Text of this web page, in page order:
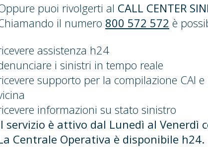
puoi rivolgerti al CALL CENTER
il numero 800 572 572 è
assistenza h24
i sinistri in tempo reale
supporto per la compilazione CAI
informazioni su stato sinistro
servizio è attivo dal Lunedì al Venerdì
Centrale Operativa è disponibile h24.